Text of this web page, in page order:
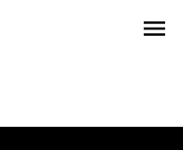
menu